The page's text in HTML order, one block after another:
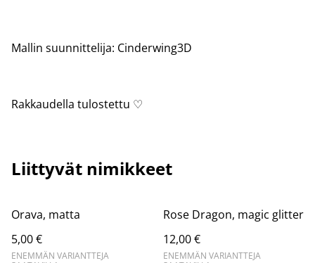
Mallin suunnittelija: Cinderwing3D
Rakkaudella tulostettu ♡
Liittyvät nimikkeet
Orava, matta
5,00 €
ENEMMÄN VARIANTTEJA
Rose Dragon, magic glitter
12,00 €
ENEMMÄN VARIANTTEJA